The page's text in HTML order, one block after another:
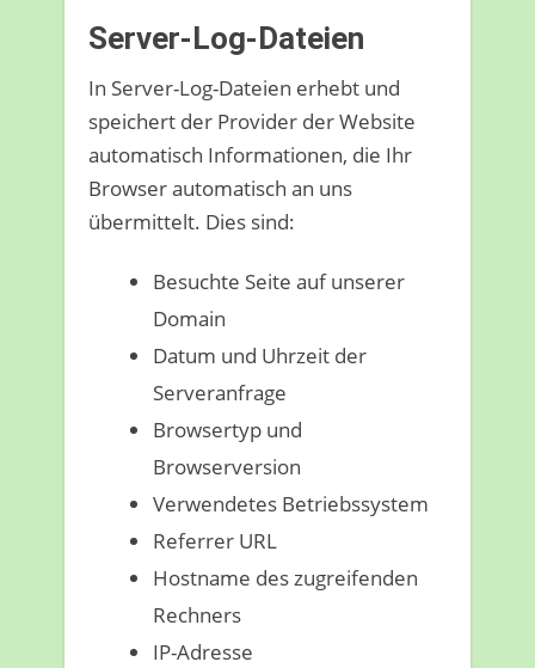
Server-Log-Dateien
In Server-Log-Dateien erhebt und
speichert der Provider der Website
automatisch Informationen, die Ihr
Browser automatisch an uns
übermittelt. Dies sind:
Besuchte Seite auf unserer
Domain
Datum und Uhrzeit der
Serveranfrage
Browsertyp und
Browserversion
Verwendetes Betriebssystem
Referrer URL
Hostname des zugreifenden
Rechners
IP-Adresse